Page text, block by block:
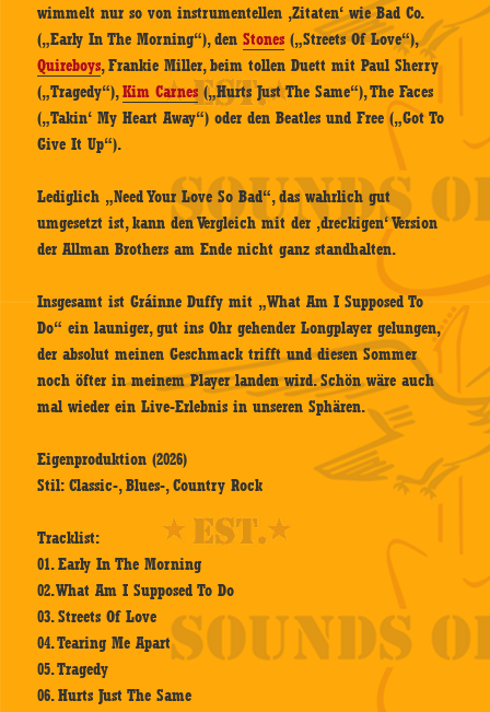
wimmelt nur so von instrumentellen ‚Zitaten‘ wie Bad Co.
(„Early In The Morning“), denStones („Streets Of Love“),
Quireboys, Frankie Miller, beim tollen Duett mit Paul Sherry
(„Tragedy“),Kim Carnes („Hurts Just The Same“), The Faces
(„Takin‘ My Heart Away“) oder den Beatles und Free („Got To
Give It Up“).
Lediglich „Need Your Love So Bad“, das wahrlich gut
umgesetzt ist, kann den Vergleich mit der ‚dreckigen‘ Version
der Allman Brothers am Ende nicht ganz standhalten.
Insgesamt ist Gráinne Duffy mit „What Am I Supposed To
Do“ ein launiger, gut ins Ohr gehender Longplayer gelungen,
der absolut meinen Geschmack trifft und diesen Sommer
noch öfter in meinem Player landen wird. Schön wäre auch
mal wieder ein Live-Erlebnis in unseren Sphären.
Eigenproduktion (2026)
Stil: Classic-, Blues-, Country Rock
Tracklist:
01. Early In The Morning
02. What Am I Supposed To Do
03. Streets Of Love
04. Tearing Me Apart
05. Tragedy
06. Hurts Just The Same